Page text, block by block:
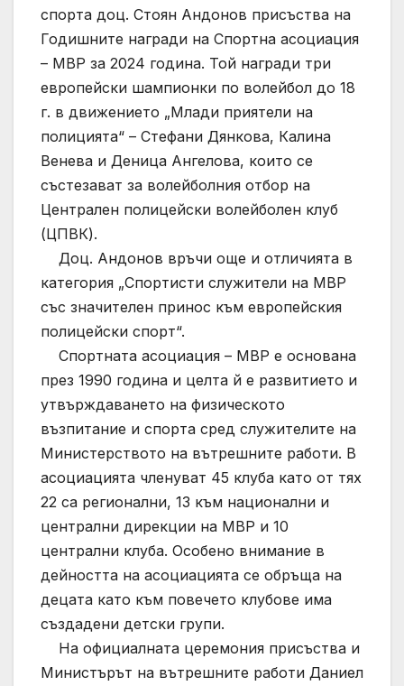
спорта доц. Стоян Андонов присъства на
Годишните награди на Спортна асоциация
– МВР за 2024 година. Той награди три
европейски шампионки по волейбол до 18
г. в движението „Млади приятели на
полицията“ – Стефани Дянкова, Калина
Венева и Деница Ангелова, които се
състезават за волейболния отбор на
Централен полицейски волейболен клуб
(ЦПВК).
Доц. Андонов връчи още и отличията в
категория „Спортисти служители на МВР
със значителен принос към европейския
полицейски спорт“.
Спортната асоциация – МВР е основана
през 1990 година и целта й е развитието и
утвърждаването на физическото
възпитание и спорта сред служителите на
Министерството на вътрешните работи. В
асоциацията членуват 45 клуба като от тях
22 са регионални, 13 към национални и
централни дирекции на МВР и 10
централни клуба. Особено внимание в
дейността на асоциацията се обръща на
децата като към повечето клубове има
създадени детски групи.
На официалната церемония присъства и
Министърът на вътрешните работи Даниел